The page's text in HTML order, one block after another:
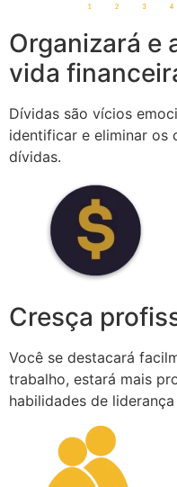
Organizará e
vida
Dívidas são vícios
identificar e eliminar os
dívidas.
Cresça
Você se destacará
trabalho, estará mais
habilidades de